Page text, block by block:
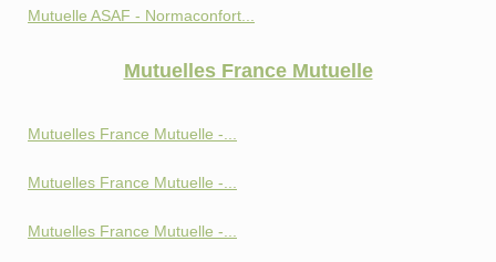
Mutuelle ASAF - Normaconfort...
Mutuelles France Mutuelle
Mutuelles France Mutuelle -...
Mutuelles France Mutuelle -...
Mutuelles France Mutuelle -...